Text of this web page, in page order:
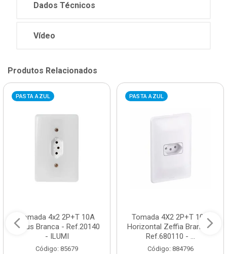
Dados Técnicos
Vídeo
Produtos Relacionados
PASTA AZUL
Tomada 4x2 2P+T 10A
Stylus Branca - Ref.20140
- ILUMI
Código: 85679
PASTA AZUL
Tomada 4X2 2P+T 10A
Horizontal Zeffia Branca -
Ref.680110 - ...
Código: 884796